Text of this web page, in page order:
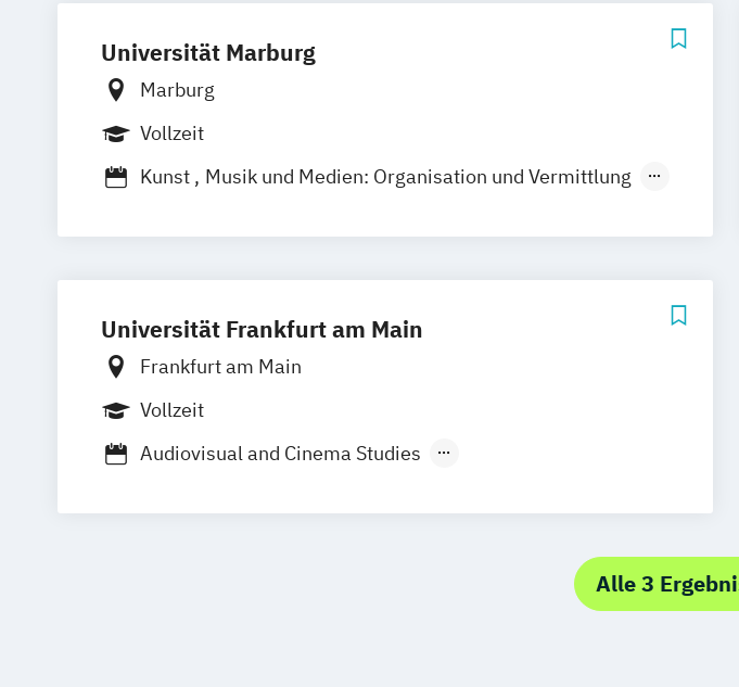
Universität Marburg
Marburg
Vollzeit
Kunst
Musik und Medien: Organisation und Vermittlung
Theorie Praxis Literaturvermittlung in den Medien
Musikwissenschaft: Geschichte und Vermittlung
Universität Frankfurt am Main
Frankfurt am Main
Vollzeit
Audiovisual and Cinema Studies
Präsentation Kunst (Lehramt)
Alle 3